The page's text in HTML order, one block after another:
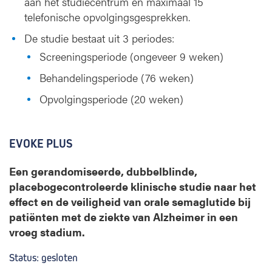
telefonische opvolgingsgesprekken.
De studie bestaat uit 3 periodes:
Screeningsperiode (ongeveer 9 weken)
Behandelingsperiode (76 weken)
Opvolgingsperiode (20 weken)
EVOKE PLUS
Een gerandomiseerde, dubbelblinde,
placebogecontroleerde klinische studie naar het
effect en de veiligheid van orale semaglutide bij
patiënten met de ziekte van Alzheimer in een
vroeg stadium.
Status: gesloten